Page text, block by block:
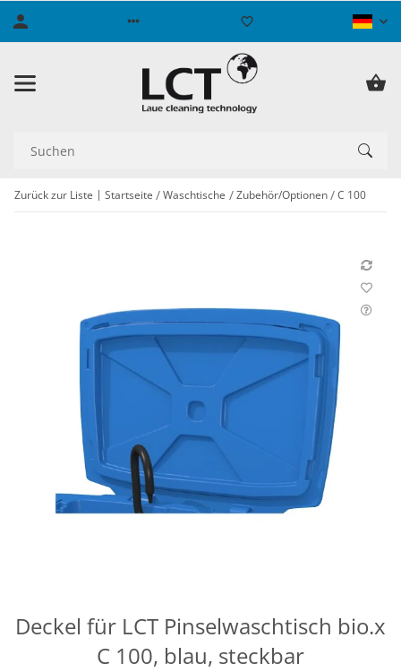
Zurück zur Liste Startseite Waschtische Zubehör/Optionen C 100
Deckel für LCT Pinselwaschtisch bio.x
C 100, blau, steckbar